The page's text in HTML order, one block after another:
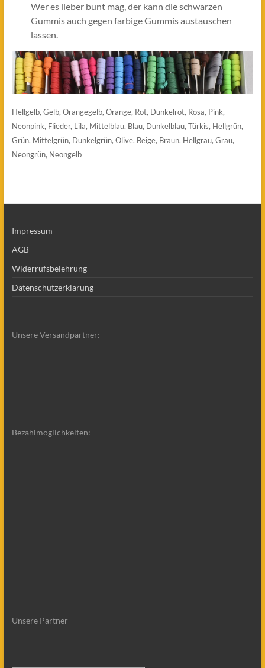
Wer es lieber bunt mag, der kann die schwarzen
Gummis auch gegen farbige Gummis austauschen
lassen.
Hellgelb, Gelb, Orangegelb, Orange, Rot, Dunkelrot, Rosa, Pink,
Neonpink, Flieder, Lila, Mittelblau, Blau, Dunkelblau, Türkis, Hellgrün,
Grün, Mittelgrün, Dunkelgrün, Olive, Beige, Braun, Hellgrau, Grau,
Neongrün, Neongelb
Impressum
AGB
Widerrufsbelehrung
Datenschutzerklärung
Unsere Versandpartner:
Bezahlmöglichkeiten:
Unsere Partner